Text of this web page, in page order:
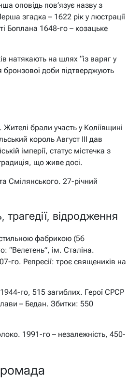
оповідь пов’язує назву з
згадка – 1622 рік у люстрації
Боплана 1648-го – козацьке
натякають на шлях “із варяг у
бронзової доби підтверджують
брали участь у Коліївщині
король Август III дав
імперії, статус містечка з
що живе досі.
Смілянського. 27-річний
трагедії, відродження
фабрикою (56
“Велетень”, ім. Сталіна.
го. Репресії: троє священиків на
го, 515 загиблих. Герої СРСР
– Бедан. Збитки: 550
1991-го – незалежність, 450-